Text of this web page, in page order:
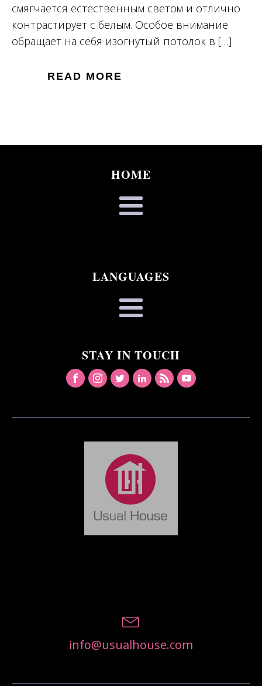
смягчается естественным светом и отлично
контрастирует с белым. Особое внимание
обращает на себя изогнутый потолок в […]
READ MORE
HOME
LANGUAGES
STAY IN TOUCH
info@usualhouse.com